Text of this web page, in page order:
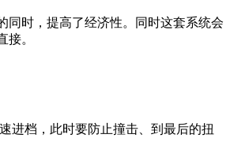
同时，提高了经济性。同时这套系统会
。
进档，此时要防止撞击、到最后的扭